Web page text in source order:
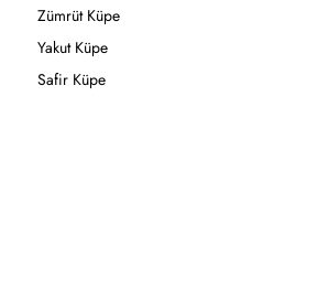
Zümrüt Küpe
Yakut Küpe
Safir Küpe